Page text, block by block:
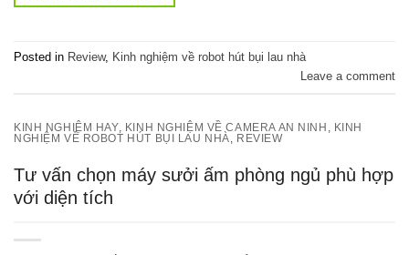
Posted in Review, Kinh nghiệm về robot hút bụi lau nhà
Leave a comment
KINH NGHIỆM HAY KINH NGHIỆM VỀ CAMERA AN NINH
KINH
NGHIỆM VỀ ROBOT HÚT BỤI LAU NHÀ
REVIEW
Tư vấn chọn máy sưởi ấm phòng ngủ phù hợp
với diện tích